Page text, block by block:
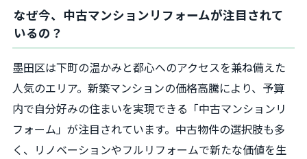
なぜ今、中古マンションリフォームが注目されて
いるの？
墨田区は下町の温かみと都心へのアクセスを兼ね備えた
人気のエリア。新築マンションの価格高騰により、予算
内で自分好みの住まいを実現できる「中古マンションリ
フォーム」が注目されています。中古物件の選択肢も多
く、リノベーションやフルリフォームで新たな価値を生